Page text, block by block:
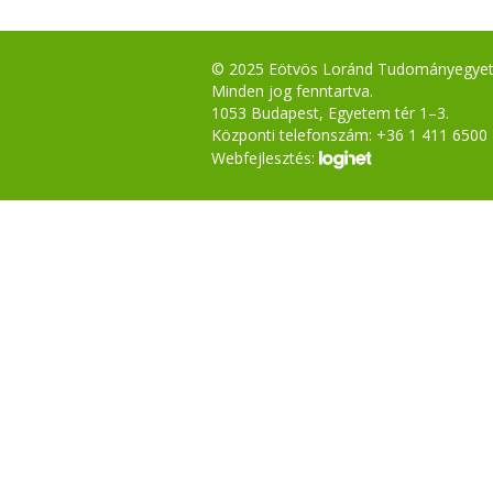
© 2025 Eötvös Loránd
Minden jog fenntartva.
1053 Budapest, Egyetem tér 1–3.
Központi telefonszám: +36 1 411 6500
Webfejlesztés: